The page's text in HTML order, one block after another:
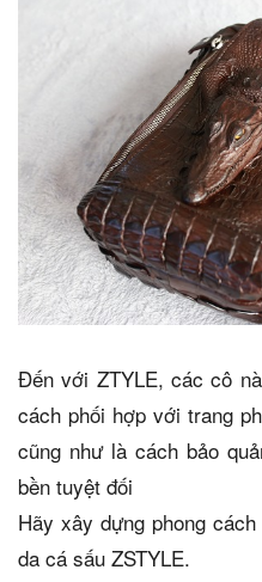
Đến với ZTYLE, các cô
cách phối hợp với trang
cũng như là cách bảo
bền tuyệt đối
Hãy xây dựng phong
da cá sấu ZSTYLE.